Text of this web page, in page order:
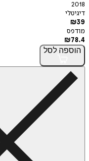
2018
דיגיטלי
₪39
מודפס
₪78.4
הוספה לסל